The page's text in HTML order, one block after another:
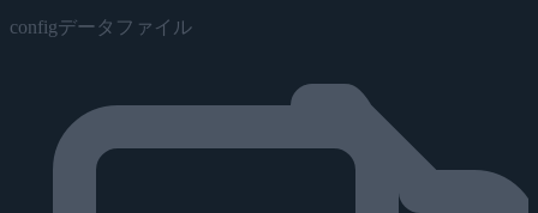
configデータファイル